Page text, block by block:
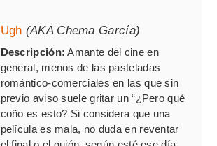
Ugh (AKA Chema García)
Descripción: Amante del cine en
general, menos de las pasteladas
romántico-comerciales en las que sin
previo aviso suele gritar un “¿Pero qué
coño es esto? Si considera que una
película es mala, no duda en reventar